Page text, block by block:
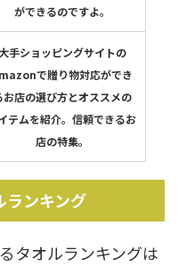
ができるのですよ。
大手ショッピングサイトの
で贈り物対応ができ
お店の選び方とオススメの
テムを紹介。信頼できるお
店の特集。
ランキング
タオルランキングは